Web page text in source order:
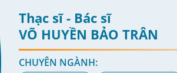
Thạc sĩ - Bác sĩ
VÕ HUYỀN BẢO TRÂN
CHUYÊN NGÀNH: